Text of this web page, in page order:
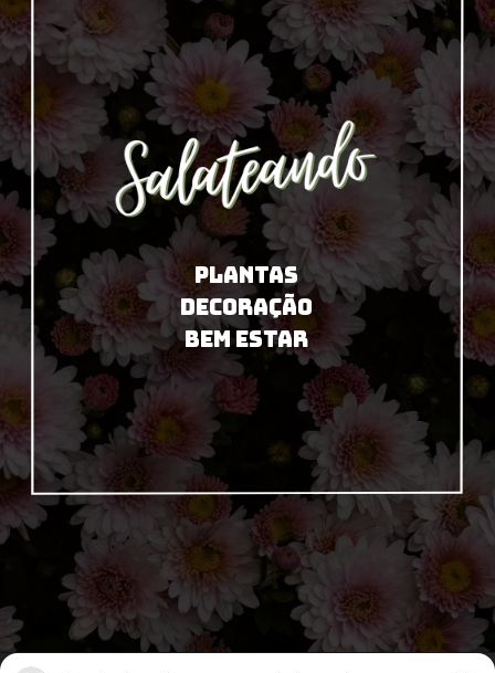
PLANTAS
DECORAÇÃO
BEM ESTAR